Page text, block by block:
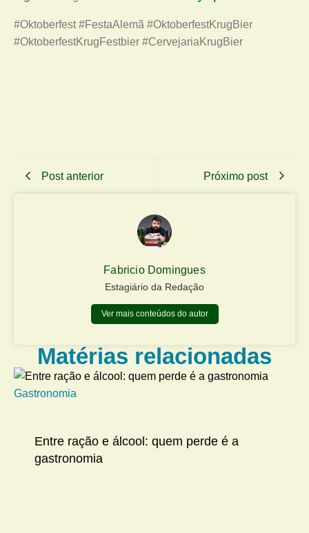
#Oktoberfest #FestaAlemã #OktoberfestKrugBier
#OktoberfestKrugFestbier #CervejariaKrugBier
Post anterior Próximo post
Fabricio Domingues
Estagiário da Redação
Ver mais conteúdos do autor
Matérias relacionadas
Gastronomia
Entre ração e álcool: quem perde é a
gastronomia